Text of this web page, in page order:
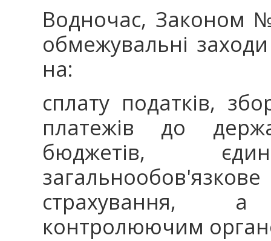
Водночас, Законом
обмежувальні
на:
сплату податків,
платежів до
бюджетів,
страхування,
контролюючим